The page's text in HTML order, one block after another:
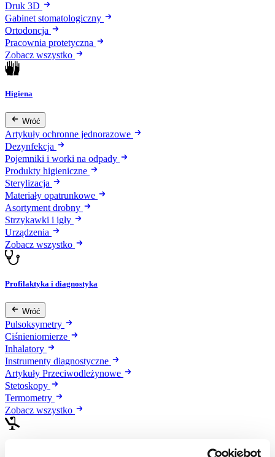
Druk 3D
Gabinet stomatologiczny
Ortodoncja
Pracownia protetyczna
Zobacz wszystko
Higiena
Wróć
Artykuły ochronne jednorazowe
Dezynfekcja
Pojemniki i worki na odpady
Produkty higieniczne
Sterylizacja
Materiały opatrunkowe
Asortyment drobny
Strzykawki i igły
Urządzenia
Zobacz wszystko
Profilaktyka i diagnostyka
Wróć
Pulsoksymetry
Ciśnieniomierze
Inhalatory
Instrumenty diagnostyczne
Artykuły Przeciwodleżynowe
Stetoskopy
Termometry
Zobacz wszystko